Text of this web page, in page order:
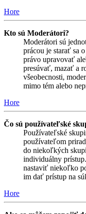
Hore
Kto sú Moderátori?
Moderátori sú
prácou je starať sa
právo upravovať
presúvať, mazať a
všeobecnosti,
mimo tém alebo
Hore
Čo sú používateľské
Používateľské
používateľom
do niekoľkých
individuálny
nastaviť niekoľko
im dať prístup na
Hore